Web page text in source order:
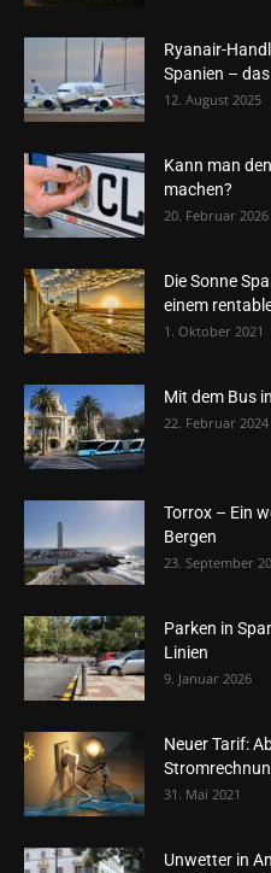
Ryanair-
Spanien –
12. August 2025
Kann man
machen?
20. Februar 2026
Die Sonne
einem
1. Oktober 2021
Mit dem Bus
22. Februar 2024
Torrox – Ein
Bergen
23. September
Parken in
Linien
9. Januar 2026
Neuer Tarif:
31. Mai 2021
Unwetter in